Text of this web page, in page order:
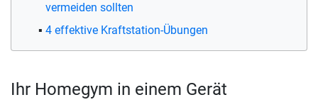
vermeiden sollten
4 effektive Kraftstation-Übungen
Ihr Homegym in einem Gerät